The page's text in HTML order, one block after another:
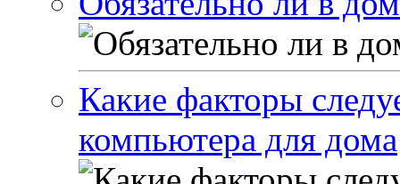
Какие факторы
компьютера для дома